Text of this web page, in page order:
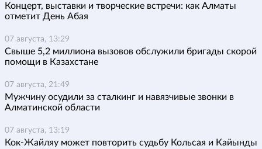
Концерт, выставки и творческие встречи: как Алматы
отметит День Абая
07 августа, 13:29
Свыше 5,2 миллиона вызовов обслужили бригады скорой
помощи в Казахстане
07 августа, 21:49
Мужчину осудили за сталкинг и навязчивые звонки в
Алматинской области
07 августа, 13:19
Кок-Жайляу может повторить судьбу Кольсая и Кайынды